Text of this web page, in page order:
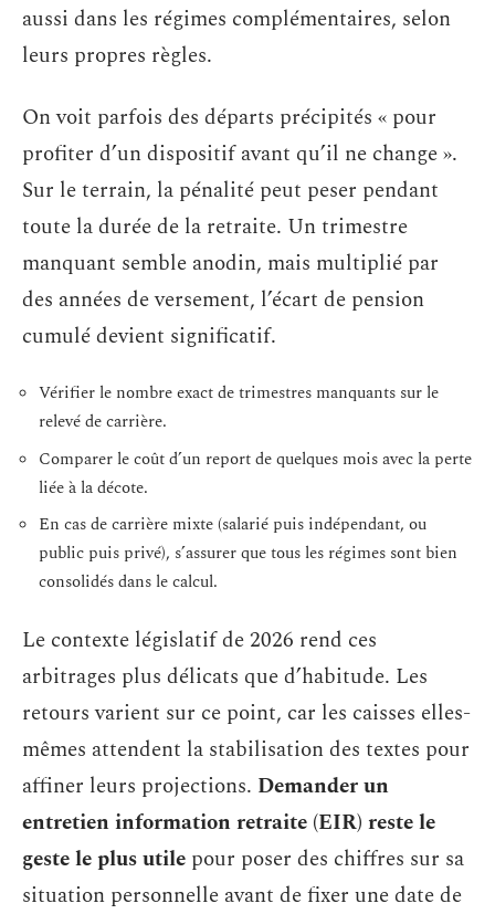
aussi dans les régimes complémentaires, selon
leurs propres règles.
On voit parfois des départs précipités « pour
profiter d’un dispositif avant qu’il ne change ».
Sur le terrain, la pénalité peut peser pendant
toute la durée de la retraite. Un trimestre
manquant semble anodin, mais multiplié par
des années de versement, l’écart de pension
cumulé devient significatif.
Vérifier le nombre exact de trimestres manquants sur le
relevé de carrière.
Comparer le coût d’un report de quelques mois avec la perte
liée à la décote.
En cas de carrière mixte (salarié puis indépendant, ou
public puis privé), s’assurer que tous les régimes sont bien
consolidés dans le calcul.
Le contexte législatif de 2026 rend ces
arbitrages plus délicats que d’habitude. Les
retours varient sur ce point, car les caisses elles-
mêmes attendent la stabilisation des textes pour
affiner leurs projections. Demander un
entretien information retraite (EIR) reste le
geste le plus utile pour poser des chiffres sur sa
situation personnelle avant de fixer une date de